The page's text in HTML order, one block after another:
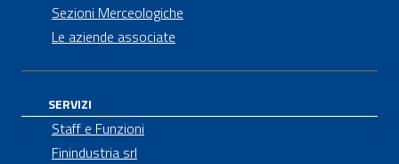
Sezioni Merceologiche
Le aziende associate
SERVIZI
Staff e Funzioni
Finindustria srl